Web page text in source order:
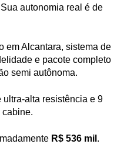
em Alcantara, sistema de
e pacote completo
semi autônoma.
ultra-alta resistência e 9
R$ 536 mil .